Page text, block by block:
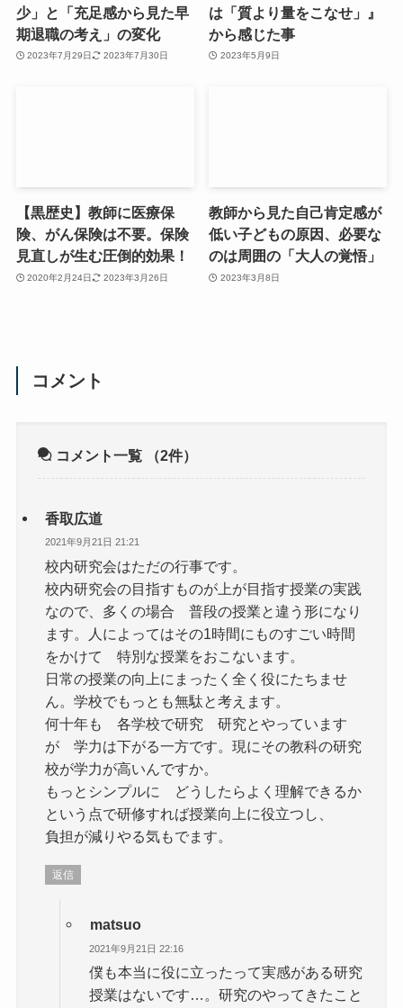
少」と「充足感から見た早
期退職の考え」の変化
2023年7月29日 2023年7月30日
は「質より量をこなせ」』
から感じた事
2023年5月9日
【黒歴史】教師に医療保
険、がん保険は不要。保険
見直しが生む圧倒的効果！
2020年2月24日 2023年3月26日
教師から見た自己肯定感が
低い子どもの原因、必要な
のは周囲の「大人の覚悟」
2023年3月8日
コメント
コメント一覧 （2件）
香取広道
2021年9月21日 21:21
校内研究会はただの行事です。
校内研究会の目指すものが上が目指す授業の実践
なので、多くの場合 普段の授業と違う形になり
ます。人によってはその1時間にものすごい時間
をかけて 特別な授業をおこないます。
日常の授業の向上にまったく全く役にたちませ
ん。学校でもっとも無駄と考えます。
何十年も 各学校で研究 研究とやっています
が 学力は下がる一方です。現にその教科の研究
校が学力が高いんですか。
もっとシンプルに どうしたらよく理解できるか
という点で研修すれば授業向上に役立つし、
負担が減りやる気もでます。
返信
matsuo
2021年9月21日 22:16
僕も本当に役に立ったって実感がある研究
授業はないです…。研究のやってきたこと